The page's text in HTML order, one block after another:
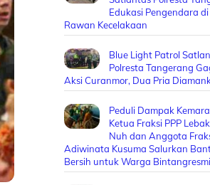
Edukasi Pengendara
Rawan Kecelakaan
Blue Light Patrol
Polresta Tangerang
Aksi Curanmor, Dua Pria
Peduli Dampak
Ketua Fraksi PPP
Nuh dan Anggota
Adiwinata Kusuma Salurkan
Bersih untuk Warga Bintangresmi